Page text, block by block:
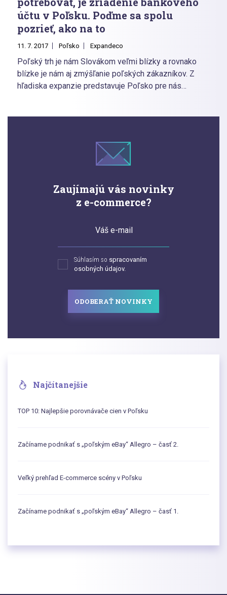
účtu v Poľsku. Poďme sa spolu
pozrieť, ako na to
11. 7. 2017 Poľsko Expandeco
Poľský trh je nám Slovákom veľmi blízky a rovnako
blízke je nám aj zmýšľanie poľských zákazníkov. Z
hľadiska expanzie predstavuje Poľsko pre nás
Zaujímajú vás novinky
z e-commerce?
Váš e-mail
Súhlasím so spracovaním
osobných údajov.
ODOBERAŤ NOVINKY
Najčítanejšie
TOP 10: Najlepšie porovnávače cien v Poľsku
Začíname podnikať s „poľským eBay“ Allegro – časť 2.
Veľký prehľad E-commerce scény v Poľsku
Začíname podnikať s „poľským eBay“ Allegro – časť 1.